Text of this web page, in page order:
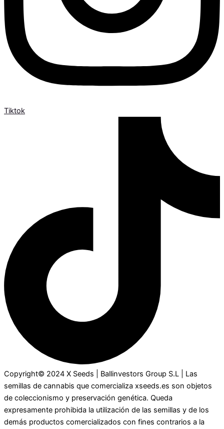
Tiktok
Copyright© 2024 X Seeds | Ballinvestors Group S.L | Las
semillas de cannabis que comercializa xseeds.es son objetos
de coleccionismo y preservación genética. Queda
expresamente prohibida la utilización de las semillas y de los
demás productos comercializados con fines contrarios a la